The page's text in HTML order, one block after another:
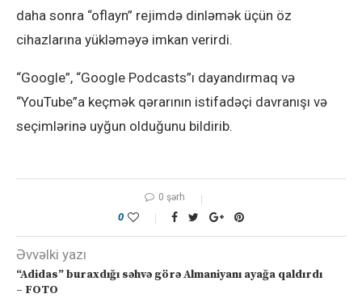
daha sonra “oflayn” rejimdə dinləmək üçün öz
cihazlarına yükləməyə imkan verirdi.
“Google”, “Google Podcasts”ı dayandırmaq və
“YouTube”a keçmək qərarının istifadəçi davranışı və
seçimlərinə uyğun olduğunu bildirib.
0 şərh
0
Əvvəlki yazı
“Adidas” buraxdığı səhvə görə Almaniyanı ayağa qaldırdı
– FOTO